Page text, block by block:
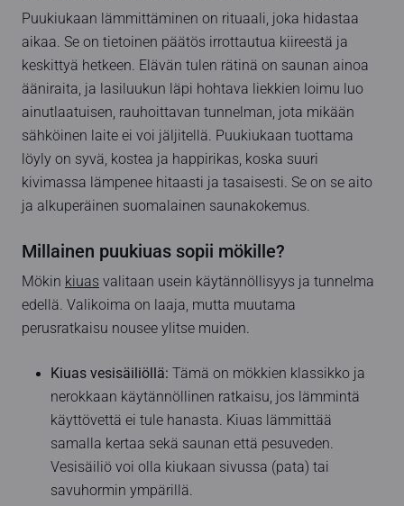
Puukiukaan lämmittäminen on rituaali, joka hidastaa
aikaa. Se on tietoinen päätös irrottautua kiireestä ja
keskittyä hetkeen. Elävän tulen rätinä on saunan ainoa
ääniraita, ja lasiluukun läpi hohtava liekkien loimu luo
ainutlaatuisen, rauhoittavan tunnelman, jota mikään
sähköinen laite ei voi jäljitellä. Puukiukaan tuottama
löyly on syvä, kostea ja happirikas, koska suuri
kivimassa lämpenee hitaasti ja tasaisesti. Se on se aito
ja alkuperäinen suomalainen saunakokemus.
Millainen puukiuas sopii mökille?
Mökin kiuas valitaan usein käytännöllisyys ja tunnelma
edellä. Valikoima on laaja, mutta muutama
perusratkaisu nousee ylitse muiden.
Kiuas vesisäiliöllä: Tämä on mökkien klassikko ja
nerokkaan käytännöllinen ratkaisu, jos lämmintä
käyttövettä ei tule hanasta. Kiuas lämmittää
samalla kertaa sekä saunan että pesuveden.
Vesisäiliö voi olla kiukaan sivussa (pata) tai
savuhormin ympärillä.